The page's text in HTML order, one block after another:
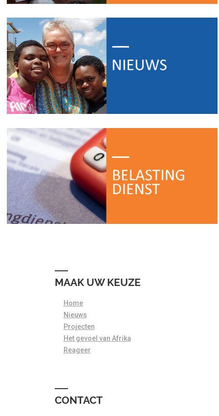
MAAK UW KEUZE
Home
Nieuws
Projecten
Het gevoel van Afrika
Reageer
CONTACT